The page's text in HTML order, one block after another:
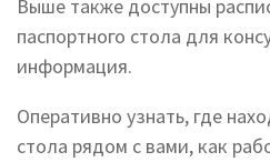
Выше также доступны
паспортного стола для
информация.
Оперативно узнать, где
стола рядом с вами, как